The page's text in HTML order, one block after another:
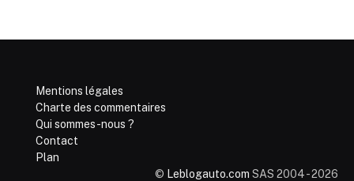
Mentions légales
Charte des commentaires
Qui sommes-nous ?
Contact
Plan
© Leblogauto.com SAS 2004 - 2026